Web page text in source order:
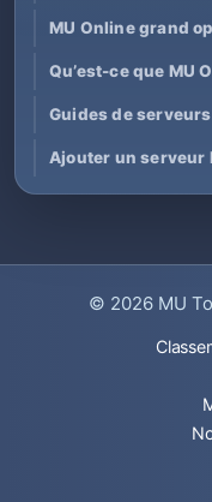
MU Online grand
Qu’est-ce que MU
Guides de
Ajouter un serveur
© 2026 MU